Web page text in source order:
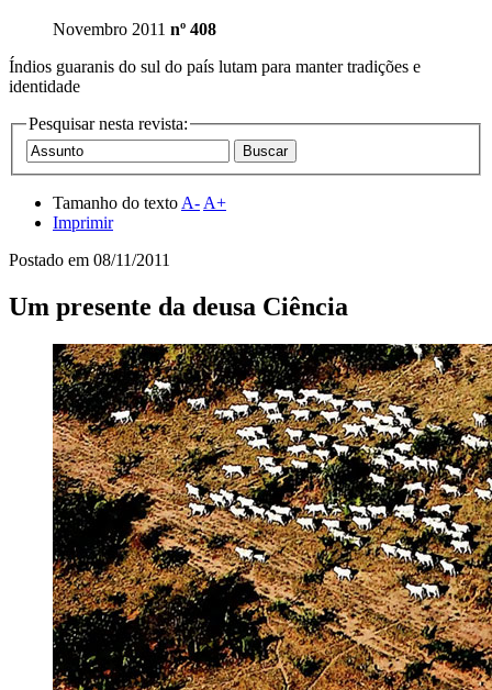
Novembro 2011 nº 408
Índios guaranis do sul do país lutam para manter tradições e
identidade
Pesquisar nesta revista:
Tamanho do texto A- A+
Imprimir
Postado em 08/11/2011
Um presente da deusa Ciência